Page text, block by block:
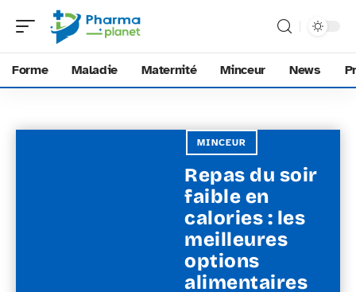
Forme Maladie Maternité Minceur News
MINCEUR
Repas du soir
faible en
calories : les
meilleures
options
alimentaires